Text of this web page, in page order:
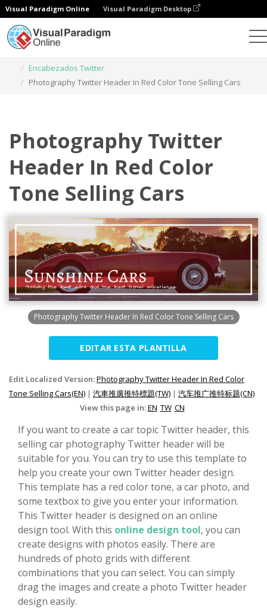
Visual Paradigm Online Visual Paradigm Desktop
Encabezados Twitter
Photography Twitter Header In Red Color Tone Selling Cars
Photography Twitter
Header In Red Color
Tone Selling Cars
Photography Twitter Header In Red Color Tone Selling Cars
EDITAR ESTA PLANTILLA
Edit Localized Version:Photography Twitter Header In Red Color
Tone Selling Cars(EN) | 汽車推廣推特標題(TW) | 汽车推广推特标题(CN)
View this page in:EN TW CN
If you want to create a car topic Twitter header, this
selling car photography Twitter header will be
suitable for you. You can try to use this template to
help you create your own Twitter header design.
This template has a red color tone, a car photo, and
some textbox to give you enter your information.
This Twitter header is designed on an online
design tool. With this online design tool, you can
create designs with photos easily. There are
hundreds of photo grids with different
combinations that you can select. You can simply
drag the images and create a photo Twitter header
design easily.